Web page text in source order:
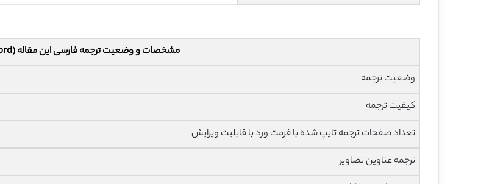
مشخصات و وضعیت ترجمه فارسی این مقاله (Word)
وضعیت ترجمه
کیفیت ترجمه
تعداد صفحات ترجمه تایپ شده با فرمت ورد با قابلیت ویرایش
ترجمه عناوین تصاویر